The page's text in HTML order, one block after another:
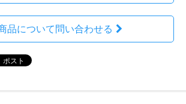
品について問い合わせる